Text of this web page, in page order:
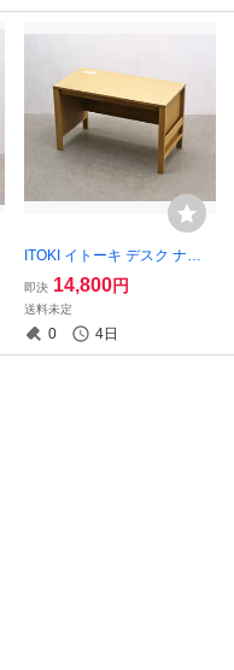
ITOKI イトーキ デスク ナラ
材 突板 YIC-D1260型 書斎 学
習机 勉強机/オフィスオカム
ラPC無印アクタス北欧IDCカ
リモク/PDK2822/
即決 14,800円
送料未定
0 4日